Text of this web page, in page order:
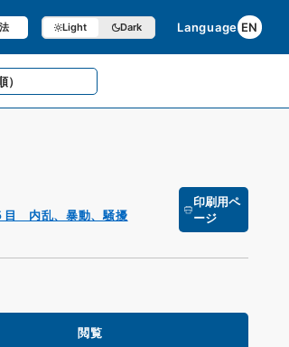
Light Dark Language EN
）
目 内乱、暴動、騒擾
印刷用ペ
ージ
閲覧